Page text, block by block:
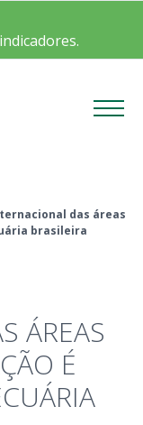
das áreas
brasileira
ÁREAS
É